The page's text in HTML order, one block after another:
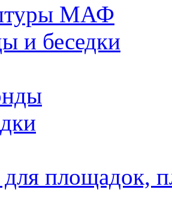
МАФ
и беседки
площадок,